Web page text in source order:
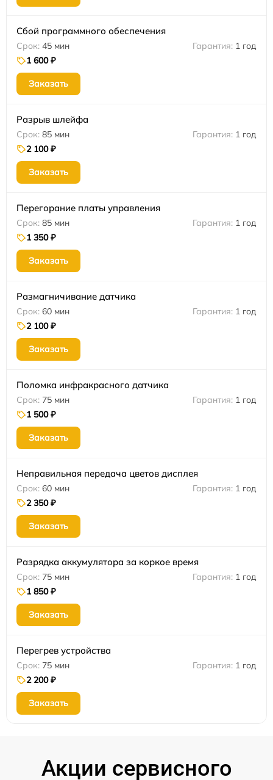
Сбой программного обеспечения
45 мин
1 год
1 600 ₽
Заказать
Разрыв шлейфа
85 мин
1 год
2 100 ₽
Заказать
Перегорание платы управления
85 мин
1 год
1 350 ₽
Заказать
Размагничивание датчика
60 мин
1 год
2 100 ₽
Заказать
Поломка инфракрасного датчика
75 мин
1 год
1 500 ₽
Заказать
Неправильная передача цветов дисплея
60 мин
1 год
2 350 ₽
Заказать
Разрядка аккумулятора за коркое время
75 мин
1 год
1 850 ₽
Заказать
Перегрев устройства
75 мин
1 год
2 200 ₽
Заказать
Акции сервисного